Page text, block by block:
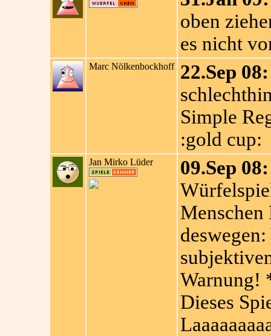
oben
es nicht
Marc Nölkenbockhoff 22.Sep 08:
Simple
:gold cup:
Jan Mirko Lüder 09.Sep 08:
Dieses